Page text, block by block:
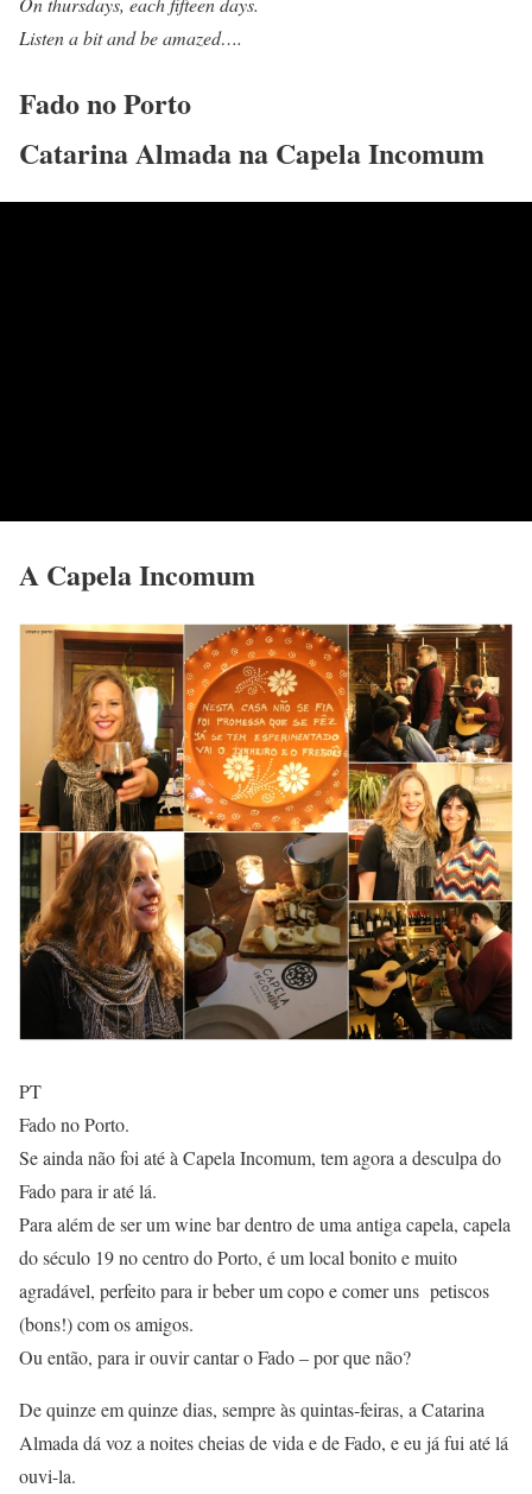
Listen a bit and be amazed….
Fado no Porto
Catarina Almada na Capela Incomum
A Capela Incomum
PT
Fado no Porto.
Se ainda não foi até à Capela Incomum, tem agora a desculpa do
Fado para ir até lá.
Para além de ser um wine bar dentro de uma antiga capela, capela
do século 19 no centro do Porto, é um local bonito e muito
agradável, perfeito para ir beber um copo e comer uns petiscos
(bons!) com os amigos.
Ou então, para ir ouvir cantar o Fado – por que não?
De quinze em quinze dias, sempre às quintas-feiras, a Catarina
Almada dá voz a noites cheias de vida e de Fado, e eu já fui até lá
ouvi-la.